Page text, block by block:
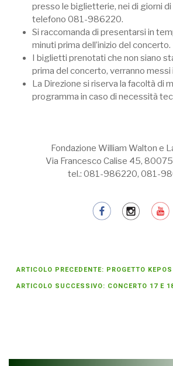
presso le biglietterie, nei di giorni di
telefono 081-986220.
Si raccomanda di presentarsi in
minuti prima dell’inizio del concerto.
I biglietti prenotati che non siano
prima del concerto, verranno messi
La Direzione si riserva la facoltà di
programma in caso di necessità
Fondazione William Walton e
Via Francesco Calise 45,
tel.: 081-986220, 081-
ARTICOLO PRECEDENTE: PROGETTO
ARTICOLO SUCCESSIVO: CONCERTO 17 E